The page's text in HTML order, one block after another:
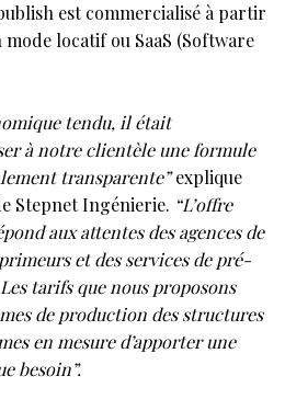
est commercialisé à partir
locatif ou SaaS (Software
tendu, il était
à notre clientèle une formule
transparente”explique
Stepnet Ingénierie. “L’offre
aux attentes des agences de
et des services de pré-
tarifs que nous proposons
de production des structures
en mesure d’apporter une
besoin”.